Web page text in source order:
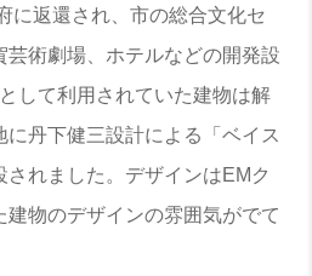
に返還され、市の総合文化セ
芸術劇場、ホテルなどの開発設
して利用されていた建物は解
丹下健三設計による「ベイス
されました。デザインはEMク
物のデザインの雰囲気がでて